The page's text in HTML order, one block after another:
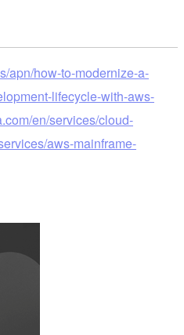
apn/how-to-modernize-a-
lifecycle-with-aws-
en/services/cloud-
aws-mainframe-